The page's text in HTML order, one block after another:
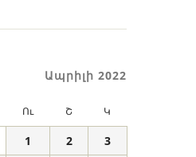
Ապրիլի 2022
Ու Շ Կ
1 2
3